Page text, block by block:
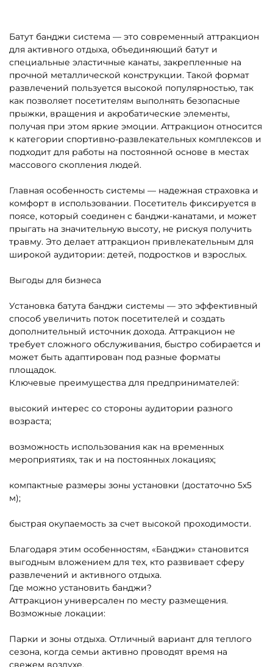
Батут банджи система — это современный аттракцион
для активного отдыха, объединяющий батут и
специальные эластичные канаты, закрепленные на
прочной металлической конструкции. Такой формат
развлечений пользуется высокой популярностью, так
как позволяет посетителям выполнять безопасные
прыжки, вращения и акробатические элементы,
получая при этом яркие эмоции. Аттракцион относится
к категории спортивно-развлекательных комплексов и
подходит для работы на постоянной основе в местах
массового скопления людей.
Главная особенность системы — надежная страховка и
комфорт в использовании. Посетитель фиксируется в
поясе, который соединен с банджи-канатами, и может
прыгать на значительную высоту, не рискуя получить
травму. Это делает аттракцион привлекательным для
широкой аудитории: детей, подростков и взрослых.
Выгоды для бизнеса
Установка батута банджи системы — это эффективный
способ увеличить поток посетителей и создать
дополнительный источник дохода. Аттракцион не
требует сложного обслуживания, быстро собирается и
может быть адаптирован под разные форматы
площадок.
Ключевые преимущества для предпринимателей:
высокий интерес со стороны аудитории разного
возраста;
возможность использования как на временных
мероприятиях, так и на постоянных локациях;
компактные размеры зоны установки (достаточно 5х5
м);
быстрая окупаемость за счет высокой проходимости.
Благодаря этим особенностям, «Банджи» становится
выгодным вложением для тех, кто развивает сферу
развлечений и активного отдыха.
Где можно установить банджи?
Аттракцион универсален по месту размещения.
Возможные локации:
Парки и зоны отдыха. Отличный вариант для теплого
сезона, когда семьи активно проводят время на
свежем воздухе.